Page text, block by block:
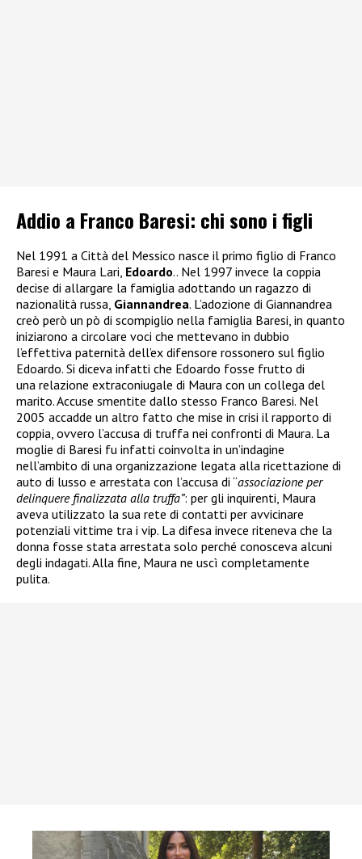
Addio a Franco Baresi: chi sono i figli
Nel 1991 a Città del Messico nasce il primo figlio di Franco
Baresi e Maura Lari, Edoardo.. Nel 1997 invece la coppia
decise di allargare la famiglia adottando un ragazzo di
nazionalità russa, Giannandrea. L’adozione di Giannandrea
creò però un pò di scompiglio nella famiglia Baresi, in quanto
iniziarono a circolare voci che mettevano in dubbio
l’effettiva paternità dell’ex difensore rossonero sul figlio
Edoardo. Si diceva infatti che Edoardo fosse frutto di
una relazione extraconiugale di Maura con un collega del
marito. Accuse smentite dallo stesso Franco Baresi. Nel
2005 accadde un altro fatto che mise in crisi il rapporto di
coppia, ovvero l’accusa di truffa nei confronti di Maura. La
moglie di Baresi fu infatti coinvolta in un’indagine
nell’ambito di una organizzazione legata alla ricettazione di
auto di lusso e arrestata con l’accusa di “associazione per
delinquere finalizzata alla truffa”: per gli inquirenti, Maura
aveva utilizzato la sua rete di contatti per avvicinare
potenziali vittime tra i vip. La difesa invece riteneva che la
donna fosse stata arrestata solo perché conosceva alcuni
degli indagati. Alla fine, Maura ne uscì completamente
pulita.